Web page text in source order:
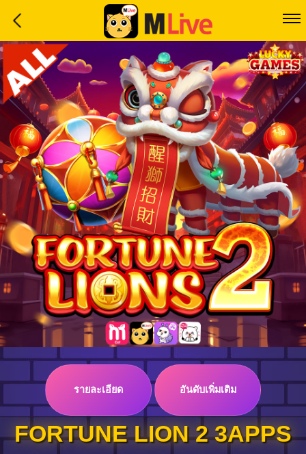
Home
Event
LuckyGame
WinwinCoin
Debit
Mdoll
Help
Support
Language
:
Log in
Top up
รายละเอียด อันดับเพิ่มเติม
FORTUNE LION 2 3APPS